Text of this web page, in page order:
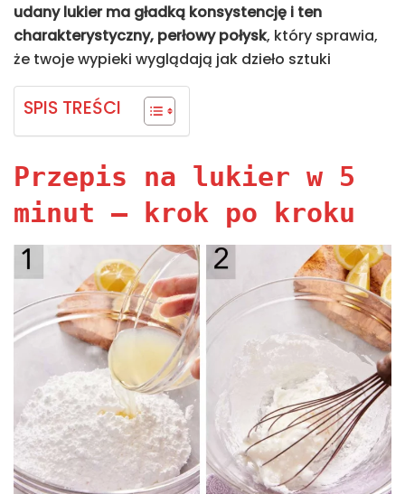
udany lukier ma gładką konsystencję i ten
charakterystyczny, perłowy połysk, który sprawia,
że twoje wypieki wyglądają jak dzieło sztuki
SPIS TREŚCI
Przepis na lukier w 5
minut – krok po kroku